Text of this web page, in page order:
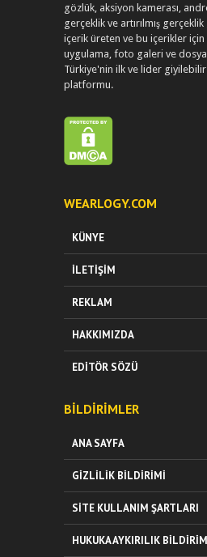
gözlük, aksiyon kamerası,
gerçeklik ve artırılmış
içerik üreten ve bu içerikler için
uygulama, foto galeri ve dosya
Türkiye'nin ilk ve lider
platformu.
WEARLOGY.COM
KÜNYE
İLETIŞIM
REKLAM
HAKKIMIZDA
EDITÖR SÖZÜ
BILDIRIMLER
ANA SAYFA
GIZLILIK BILDIRIMI
SITE KULLANIM ŞARTLARI
HUKUKA AYKIRILIK